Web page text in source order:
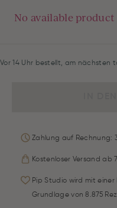
No available
Vor 14 Uhr bestellt, am nächsten
Zahlung auf Rechnung:
Kostenloser Versand ab
Pip Studio wird mit
Grundlage von 8.875